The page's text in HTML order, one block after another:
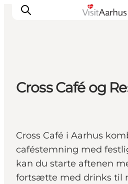
Oplevelser
Transport
Cross Café og
Cross Café i Aarhus
caféstemning med
kan du starte aftenen
fortsætte med drinks til